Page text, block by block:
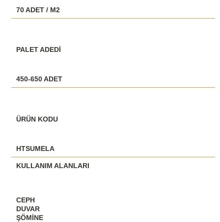
70 ADET / M2
PALET ADEDİ
450-650 ADET
ÜRÜN KODU
HTSUMELA
KULLANIM ALANLARI
CEPH
DUVAR
ŞÖMINE